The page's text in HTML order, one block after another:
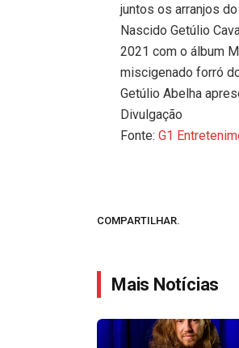
juntos os arranjos
Nascido Getúlio
2021 com o álbum
miscigenado forró
Getúlio Abelha
Divulgação
Fonte:G1
COMPARTILHAR.
Mais Notícias